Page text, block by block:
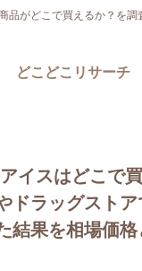
品がどこで買えるか？を調
どこどこリサーチ
イスはどこで
ドラッグスト
結果を相場価